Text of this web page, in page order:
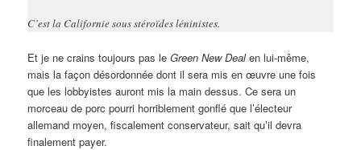
C’est la Californie sous stéroïdes léninistes.
Et je ne crains toujours pas leGreen New Dealen lui-même,
mais la façon désordonnée dont il sera mis en œuvre une fois
que les lobbyistes auront mis la main dessus. Ce sera un
morceau de porc pourri horriblement gonflé que l’électeur
allemand moyen, fiscalement conservateur, sait qu’il devra
finalement payer.